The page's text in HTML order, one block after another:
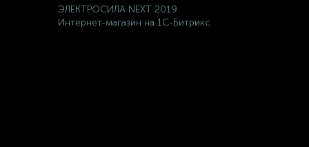
ЭЛЕКТРОСИЛА NEXT 2019
Интернет-магазин на 1С-Битрикс